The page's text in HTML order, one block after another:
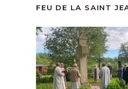
FEU DE LA SAINT